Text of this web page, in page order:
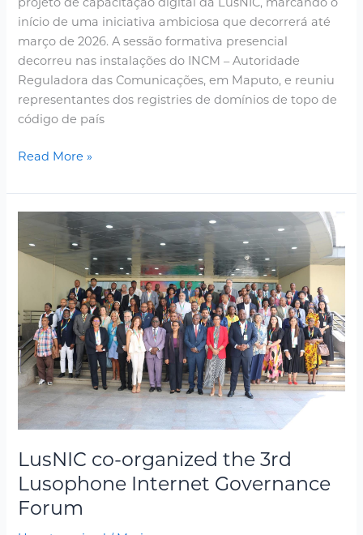
início de uma iniciativa ambiciosa que decorrerá até
março de 2026. A sessão formativa presencial
decorreu nas instalações do INCM – Autoridade
Reguladora das Comunicações, em Maputo, e reuniu
representantes dos registries de domínios de topo de
código de país
Read More »
LusNIC co-organized the 3rd
Lusophone Internet Governance
Forum
co-
organized
Lusophone
Internet
Governance
Forum